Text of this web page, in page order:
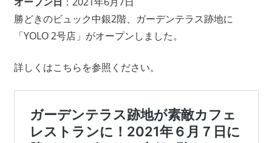
勝どきのビュック中銀2階、ガーデンテラス跡地に
「YOLO 2号店」がオープンしました。
詳しくはこちらを参照ください。